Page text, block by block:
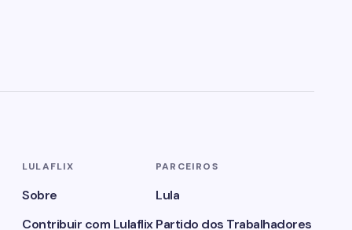
LULAFLIX
Sobre
Contribuir com Lulaflix
PARCEIROS
Lula
Partido dos Trabalhadores